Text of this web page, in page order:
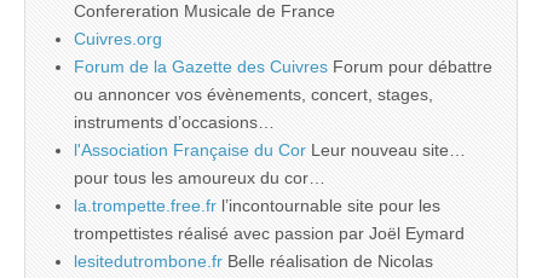
Confereration Musicale de France
Cuivres.org
Forum de la Gazette des Cuivres Forum pour débattre
ou annoncer vos évènements, concert, stages,
instruments d’occasions…
l'Association Française du Cor Leur nouveau site…
pour tous les amoureux du cor…
la.trompette.free.fr l’incontournable site pour les
trompettistes réalisé avec passion par Joël Eymard
lesitedutrombone.fr Belle réalisation de Nicolas